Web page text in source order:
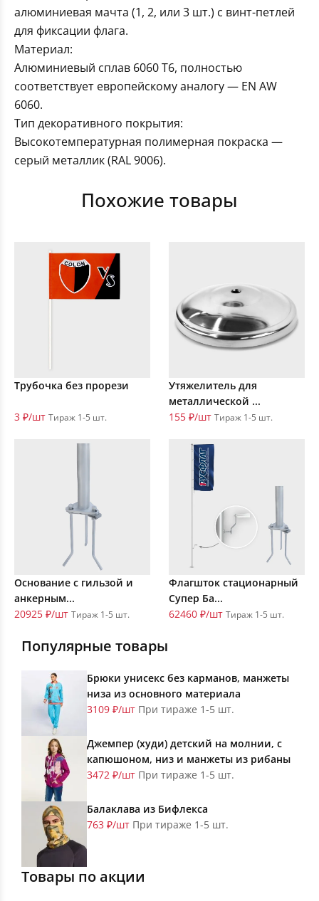
алюминиевая мачта (1, 2, или 3 шт.) с винт-петлей
для фиксации флага.
Материал:
Алюминиевый сплав 6060 T6, полностью
соответствует европейскому аналогу — EN AW
6060.
Тип декоративного покрытия:
Высокотемпературная полимерная покраска —
серый металлик (RAL 9006).
Похожие товары
Трубочка без прорези
3 ₽/шт Тираж 1-5 шт.
Утяжелитель для
металлической ...
155 ₽/шт Тираж 1-5 шт.
Основание с гильзой и
анкерным...
20925 ₽/шт Тираж 1-5 шт.
Флагшток стационарный
Супер Ба...
62460 ₽/шт Тираж 1-5 шт.
Популярные товары
Брюки унисекс без карманов, манжеты
низа из основного материала
3109 ₽/шт При тираже 1-5 шт.
Джемпер (худи) детский на молнии, с
капюшоном, низ и манжеты из рибаны
3472 ₽/шт При тираже 1-5 шт.
Балаклава из Бифлекса
763 ₽/шт При тираже 1-5 шт.
Товары по акции